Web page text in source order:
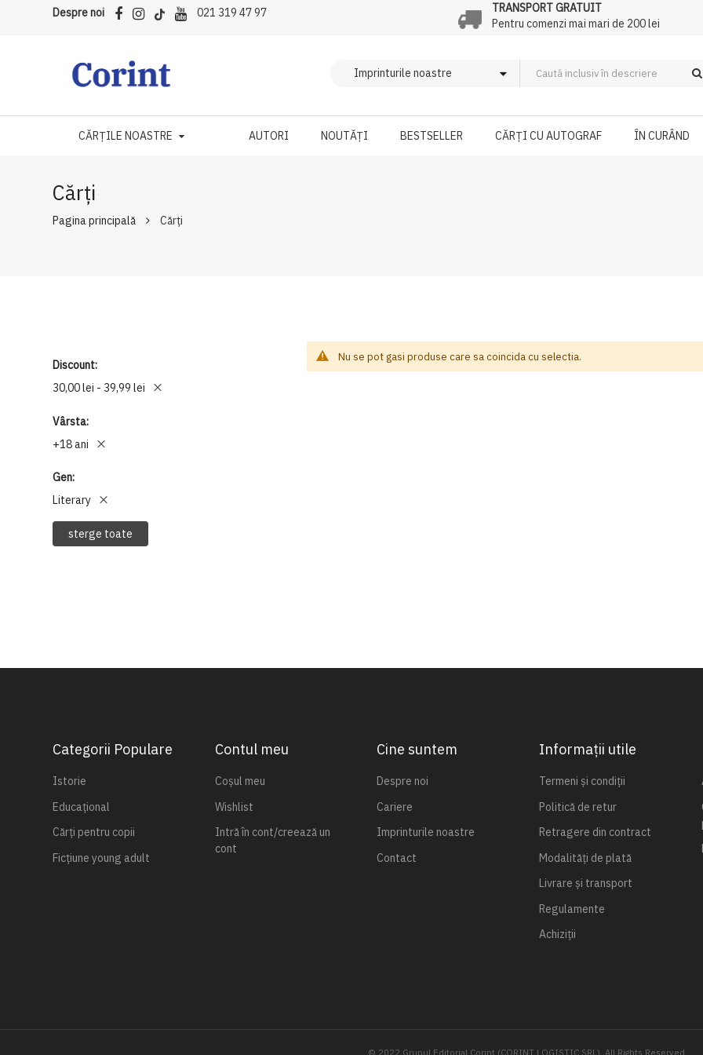
Despre noi 021 319 47 97
TRANSPORT GRATUIT
Pentru comenzi mai mari de 200 lei
CĂRȚILE NOASTRE AUTORI NOUTĂȚI BESTSELLER CĂRȚI CU AUTOGRAF ÎN CURÂND
Cărți
Pagina principală Cărți
Discount
30,00 lei - 39,99 lei
Vârsta
+18 ani
Gen
Literary
sterge toate
Nu se pot gasi produse care sa coincida cu selectia.
Categorii Populare
Istorie
Educațional
Cărți pentru copii
Ficțiune young adult
Contul meu
Coșul meu
Wishlist
Intră în cont/creează un
cont
Cine suntem
Despre noi
Cariere
Imprinturile noastre
Contact
Informații utile
Termeni și condiții
Politică de retur
Retragere din contract
Modalități de plată
Livrare și transport
Regulamente
Achiziții
© 2022 Grupul Editorial Corint (CORINT LOGISTIC SRL). All Rights Reserved.